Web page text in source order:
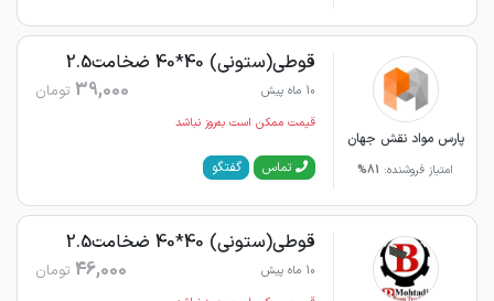
پارس مواد نقش جهان
امتیاز فروشنده: 81%
قوطی(ستونی) 40*40 ضخامت2.5
10 ماه پیش 39,000 تومان
قیمت ممکن است به‌روز نباشد
تماس گفتگو
قوطی(ستونی) 40*40 ضخامت2.5
10 ماه پیش 46,000 تومان